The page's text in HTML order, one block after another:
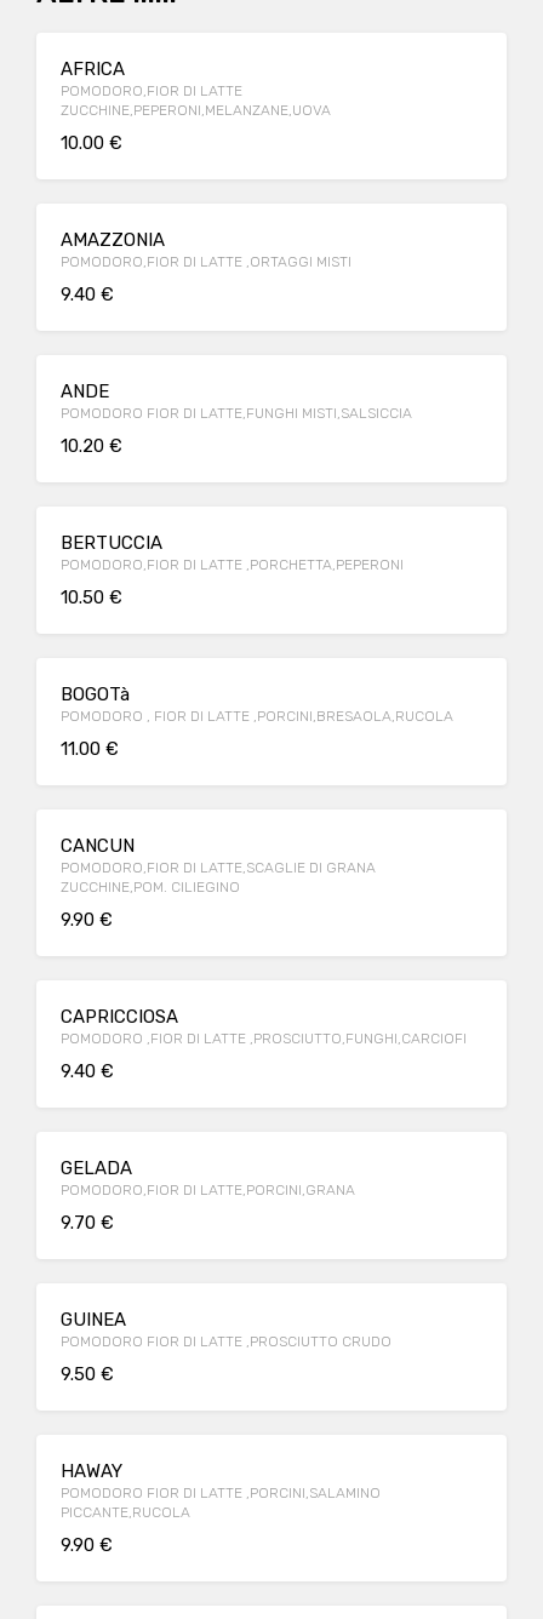
AFRICA
POMODORO,FIOR DI LATTE
ZUCCHINE,PEPERONI,MELANZANE,UOVA
10.00 €
AMAZZONIA
POMODORO,FIOR DI LATTE ,ORTAGGI MISTI
9.40 €
ANDE
POMODORO FIOR DI LATTE,FUNGHI MISTI,SALSICCIA
10.20 €
BERTUCCIA
POMODORO,FIOR DI LATTE ,PORCHETTA,PEPERONI
10.50 €
BOGOTà
POMODORO , FIOR DI LATTE ,PORCINI,BRESAOLA,RUCOLA
11.00 €
CANCUN
POMODORO,FIOR DI LATTE,SCAGLIE DI GRANA
ZUCCHINE,POM. CILIEGINO
9.90 €
CAPRICCIOSA
POMODORO ,FIOR DI LATTE ,PROSCIUTTO,FUNGHI,CARCIOFI
9.40 €
GELADA
POMODORO,FIOR DI LATTE,PORCINI,GRANA
9.70 €
GUINEA
POMODORO FIOR DI LATTE ,PROSCIUTTO CRUDO
9.50 €
HAWAY
POMODORO FIOR DI LATTE ,PORCINI,SALAMINO
PICCANTE,RUCOLA
9.90 €